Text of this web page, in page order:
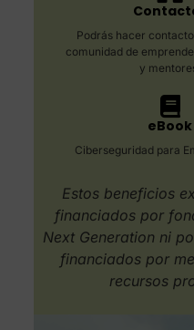
Podrás hacer
comunidad de
y
eBook
Ciberseguridad para
Estos beneficios
financiados por
Next Generation ni
financiados por
recursos